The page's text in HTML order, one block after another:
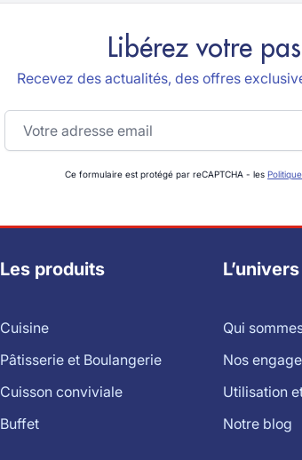
Libérez votre
Recevez des actualités, des offres
Adresse email
Ce formulaire est protégé par reCAPTCHA - les
Les produits
Cuisine
Pâtisserie et Boulangerie
Cuisson conviviale
Buffet
Qui
Nos
Utilisation
Notre blog